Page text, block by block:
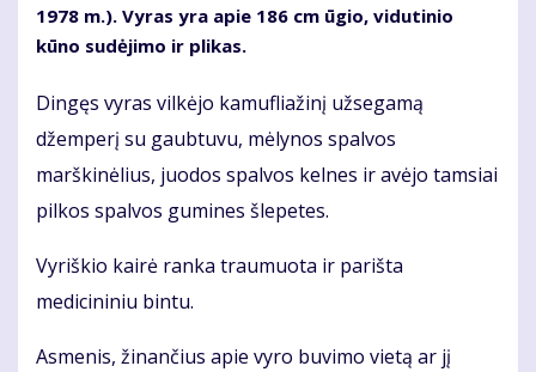
1978 m.). Vyras yra apie 186 cm ūgio, vidutinio
kūno sudėjimo ir plikas.
Dingęs vyras vilkėjo kamufliažinį užsegamą
džemperį su gaubtuvu, mėlynos spalvos
marškinėlius, juodos spalvos kelnes ir avėjo tamsiai
pilkos spalvos gumines šlepetes.
Vyriškio kairė ranka traumuota ir parišta
medicininiu bintu.
Asmenis, žinančius apie vyro buvimo vietą ar jį